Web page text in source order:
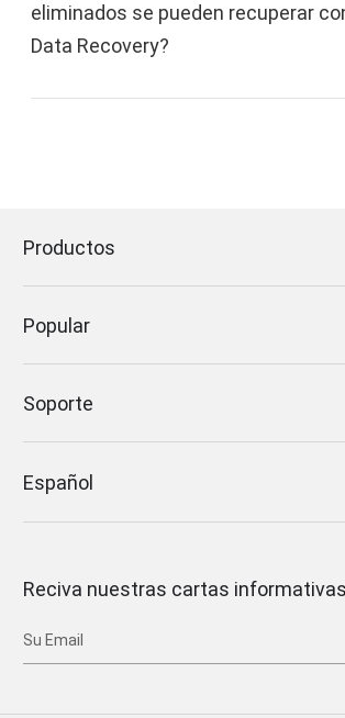
eliminados se pueden recuperar
Data Recovery?
Productos
Popular
Soporte
Español
Reciva nuestras cartas informativas